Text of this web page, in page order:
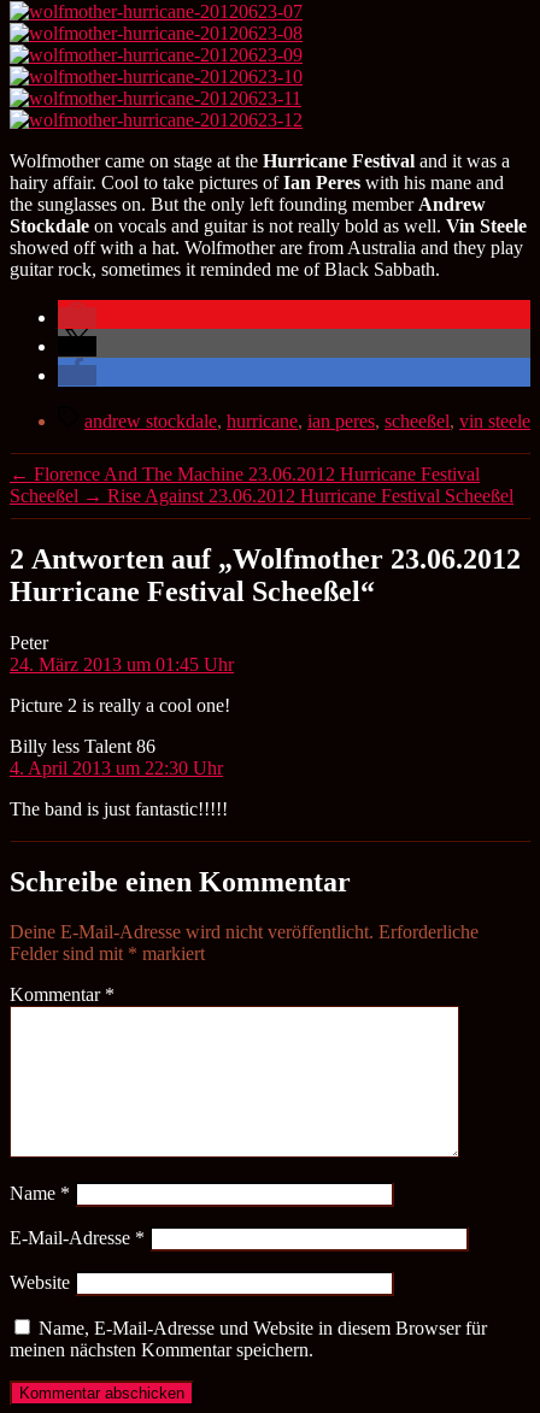
Wolfmother came on stage at the Hurricane Festival and it was a
hairy affair. Cool to take pictures ofIan Peres with his mane and
the sunglasses on. But the only left founding member Andrew
Stockdale on vocals and guitar is not really bold as well. Vin Steele
showed off with a hat. Wolfmother are from Australia and they play
guitar rock, sometimes it reminded me of Black Sabbath.
Schlagwörter
andrew stockdale, hurricane, ian peres, scheeßel, vin steele
← Florence And The Machine 23.06.2012 Hurricane Festival
Scheeßel → Rise Against 23.06.2012 Hurricane Festival Scheeßel
2 Antworten auf „Wolfmother 23.06.2012
Hurricane Festival Scheeßel“
Petersagt:
24. März 2013 um 01:45 Uhr
Picture 2 is really a cool one!
Billy less Talent 86sagt:
4. April 2013 um 22:30 Uhr
The band is just fantastic!!!!!
Schreibe einen Kommentar
Deine E-Mail-Adresse wird nicht veröffentlicht. Erforderliche
Felder sind mit * markiert
Kommentar *
Name *
E-Mail-Adresse *
Website
Name, E-Mail-Adresse und Website in diesem Browser für
meinen nächsten Kommentar speichern.